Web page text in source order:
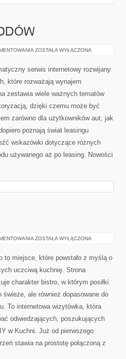
WYPOŻYCZALNIA
ZOSTAŁA WYŁĄCZONA
serwis internetowy rozwijany
które rozważają wynajem
zestawia wiele ważnych tematów
dzięki czemu może być
zarówno dla użytkowników aut, jak
poznają świat leasingu
wskazówki dotyczące różnych
używanego aż po leasing. Nowości
EKO
AKCESORIA
ZOSTAŁA WYŁĄCZONA
to miejsce, które powstało z myślą o
uczciwą kuchnię. Strona
charakter bistro, w którym posiłki
świeże, ale również dopasowane do
To internetowa wizytówka, która
odwiedzających, poszukujących
w Kuchni. Już od pierwszego
stawia na prostotę połączoną z